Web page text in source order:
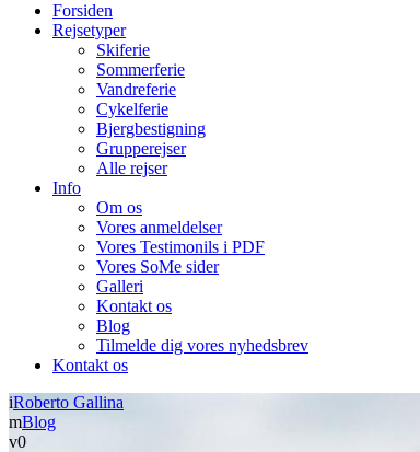
Forsiden
Rejsetyper
Skiferie
Sommerferie
Vandreferie
Cykelferie
Bjergbestigning
Grupperejser
Alle rejser
Info
Om os
Vores anmeldelser
Vores Testimonils i PDF
Vores SoMe sider
Galleri
Kontakt os
Blog
Tilmelde dig vores nyhedsbrev
Kontakt os
Roberto Gallina
Blog
0